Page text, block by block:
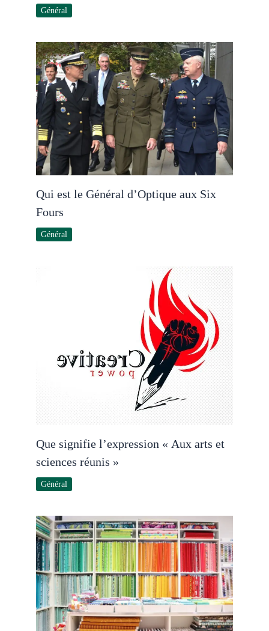
Général
Qui est le Général d’Optique aux Six
Fours
Général
Que signifie l’expression « Aux arts et
sciences réunis »
Général